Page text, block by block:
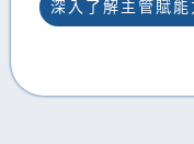
深入了解主管賦